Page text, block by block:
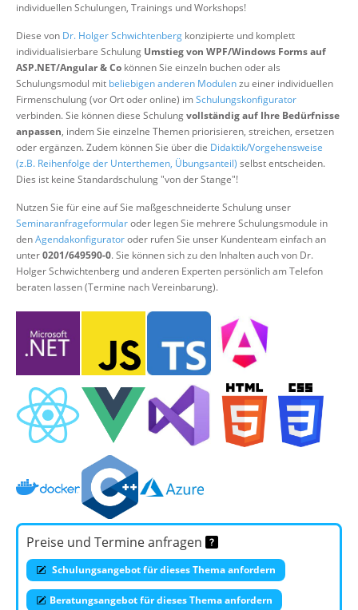
individuellen Schulungen, Trainings und Workshops!
Diese von Dr. Holger Schwichtenberg konzipierte und komplett
individualisierbare Schulung Umstieg von WPF/Windows Forms auf
ASP.NET/Angular & Co können Sie einzeln buchen oder als
Schulungsmodul mit beliebigen anderen Modulenzu einer individuellen
Firmenschulung (vor Ort oder online) imSchulungskonfigurator
verbinden. Sie können diese Schulungvollständig auf Ihre Bedürfnisse
anpassen, indem Sie einzelne Themen priorisieren, streichen, ersetzen
oder ergänzen. Zudem können Sie über die Didaktik/Vorgehensweise
(z.B. Reihenfolge der Unterthemen, Übungsanteil) selbst entscheiden.
Dies ist keine Standardschulung "von der Stange"!
Nutzen Sie für eine auf Sie maßgeschneiderte Schulung unser
Seminaranfrageformularoder legen Sie mehrere Schulungsmodule in
denAgendakonfiguratoroder rufen Sie unser Kundenteam einfach an
unter0201/649590-0. Sie können sich zu den Inhalten auch von Dr.
Holger Schwichtenberg und anderen Experten persönlich am Telefon
beraten lassen (Termine nach Vereinbarung).
Preise und Termine anfragen
Schulungsangebot für dieses Thema anfordern
Beratungsangebot für dieses Thema anfordern